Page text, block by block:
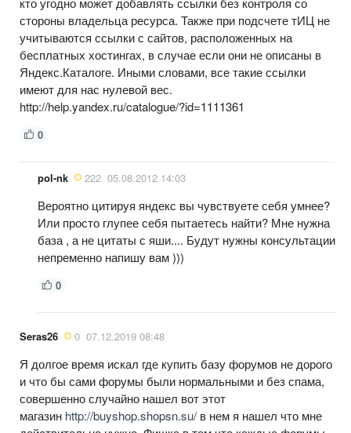
стороны владельца ресурса. Также при подсчете тИЦ не
учитываются ссылки с сайтов, расположенных на
бесплатных хостингах, в случае если они не описаны в
Яндекс.Каталоге. Иными словами, все такие ссылки
имеют для нас нулевой вес.
http://help.yandex.ru/catalogue/?id=1111361
0
pol-nk 222 05.08.2012 14:03
Вероятно цитируя яндекс вы чувствуете себя умнее?
Или просто глупее себя пытаетесь найти? Мне нужна
база , а не цитаты с яши.... Будут нужны консультации
непременно напишу вам )))
0
Seras26 0 07.12.2019 08:48
Я долгое время искал где купить базу форумов не дорого
и что бы сами форумы были нормальными и без спама,
совершенно случайно нашел вот этот
магазин http://buyshop.shopsn.su/ в нем я нашел что мне